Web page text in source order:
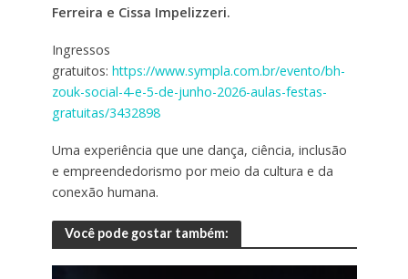
Ferreira e Cissa Impelizzeri.
Ingressos
gratuitos: https://www.sympla.com.br/evento/bh-
zouk-social-4-e-5-de-junho-2026-aulas-festas-
gratuitas/3432898
Uma experiência que une dança, ciência, inclusão
e empreendedorismo por meio da cultura e da
conexão humana.
Você pode gostar também: